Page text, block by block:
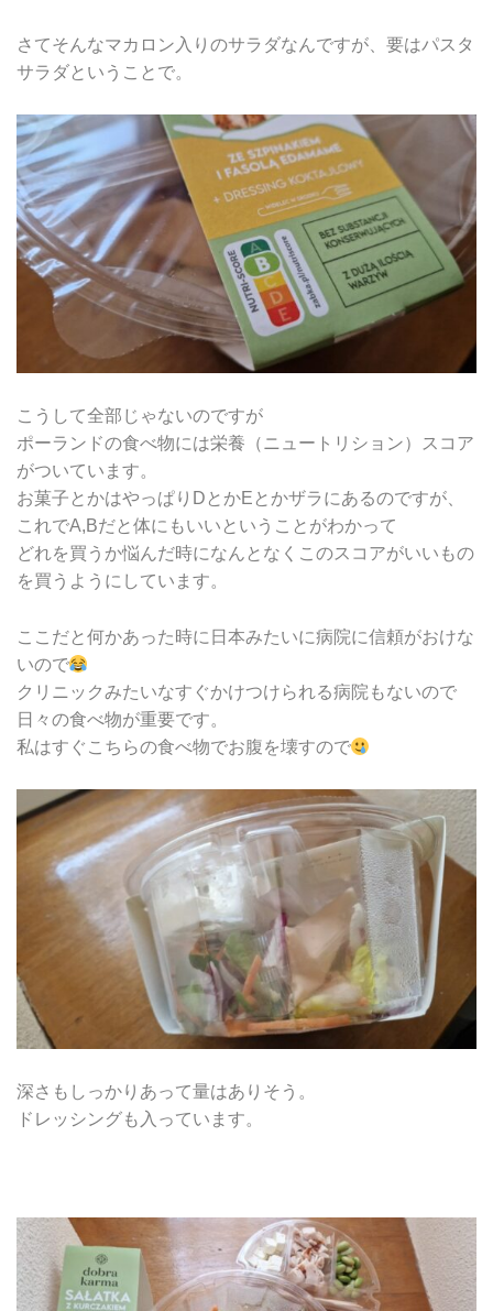
さてそんなマカロン入りのサラダなんですが、要はパスタ
サラダということで。
こうして全部じゃないのですが
ポーランドの食べ物には栄養（ニュートリション）スコア
がついています。
お菓子とかはやっぱりDとかEとかザラにあるのですが、
これでA,Bだと体にもいいということがわかって
どれを買うか悩んだ時になんとなくこのスコアがいいもの
を買うようにしています。
ここだと何かあった時に日本みたいに病院に信頼がおけな
いので
クリニックみたいなすぐかけつけられる病院もないので
日々の食べ物が重要です。
私はすぐこちらの食べ物でお腹を壊すので
深さもしっかりあって量はありそう。
ドレッシングも入っています。